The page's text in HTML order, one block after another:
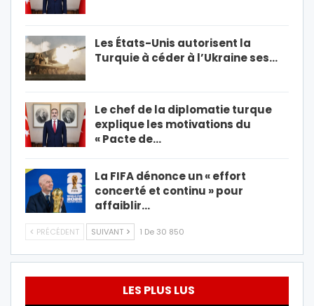
Les États-Unis autorisent la
Turquie à céder à l’Ukraine ses…
Le chef de la diplomatie turque
explique les motivations du
« Pacte de…
La FIFA dénonce un « effort
concerté et continu » pour
affaiblir…
PRÉCÉDENT SUIVANT 1 De 30 850
LES PLUS LUS